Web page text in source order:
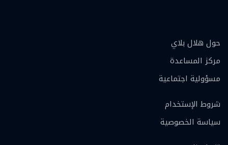
حول هلال بلاي
مركز المساعدة
مسؤولية اجتماعية
شروط الإستخدام
سياسة الخصوصية